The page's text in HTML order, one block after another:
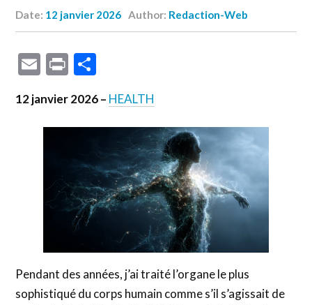
Date: 12 janvier 2026 Author: Redaction-Web
Email
Print
12 janvier 2026 – HEALTH
Pendant des années, j’ai traité l’organe le plus
sophistiqué du corps humain comme s’il s’agissait de